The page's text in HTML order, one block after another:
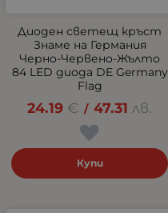
Диоден светещ кръст
Знаме на Германия
Черно-Червено-Жълто
84 LED диода DE Germany
Flag
24.19 € / 47.31 лв.
Купи